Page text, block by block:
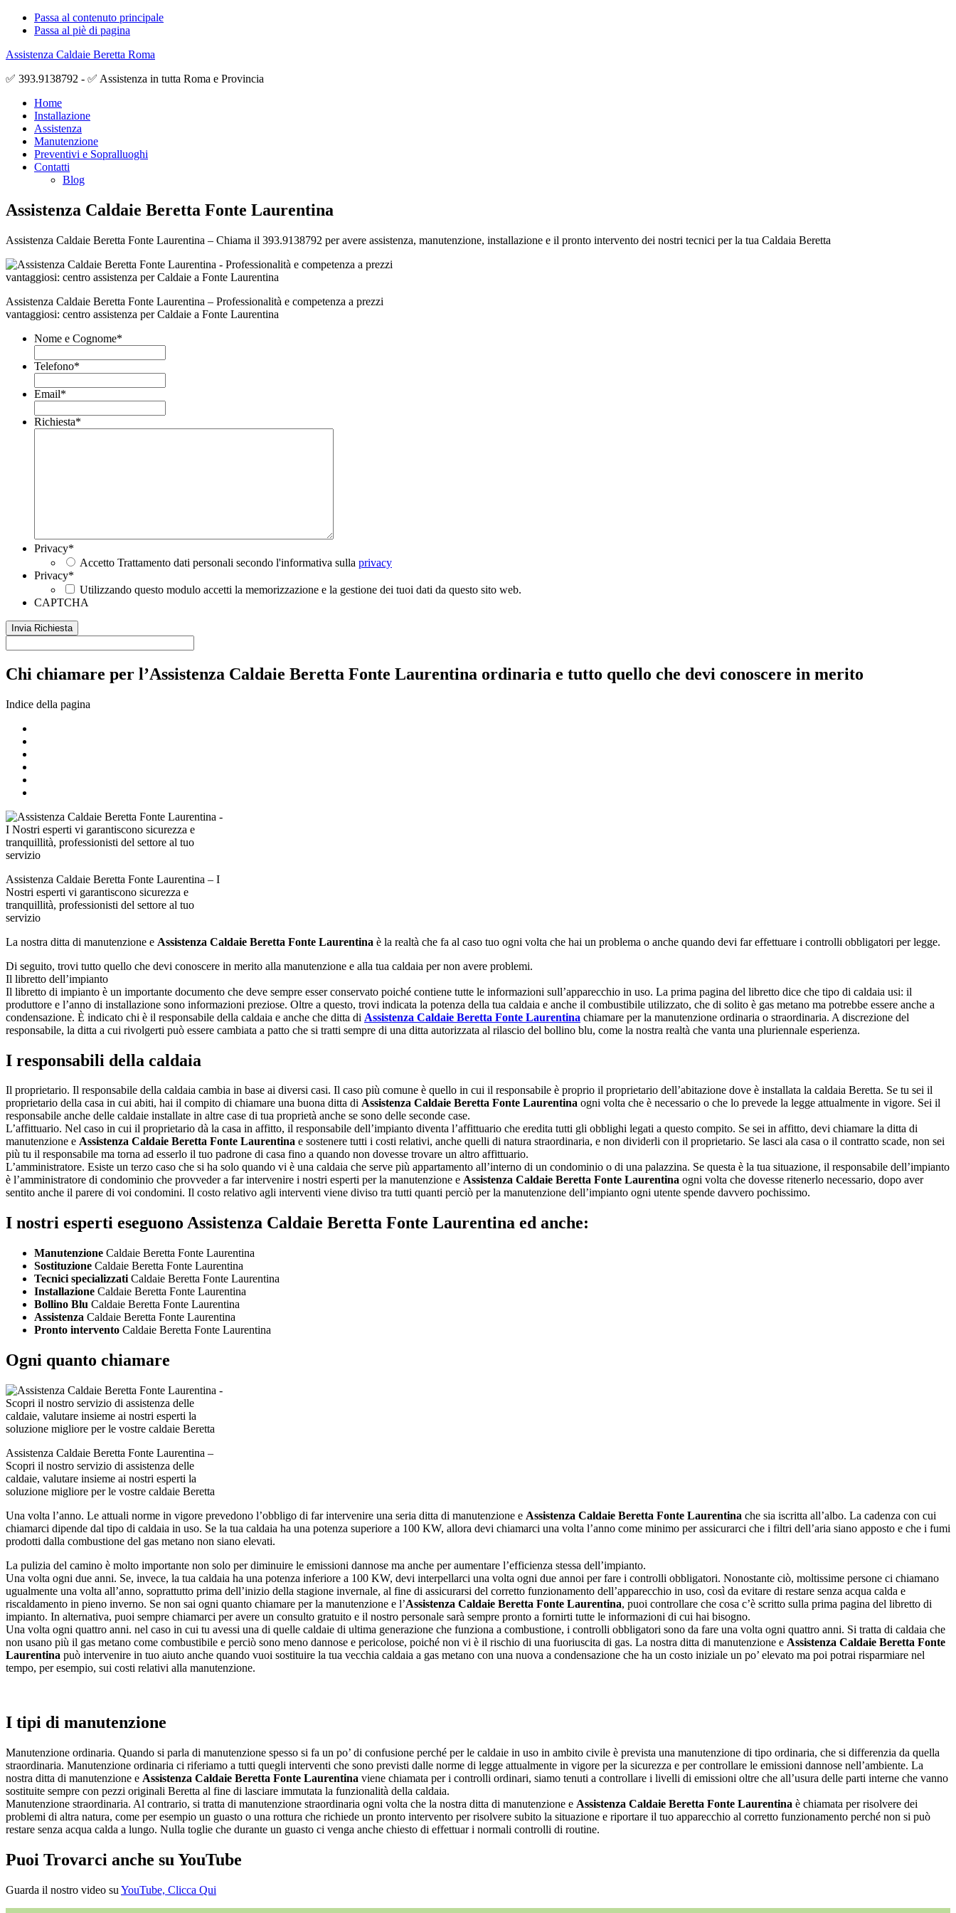
Passa al contenuto principale
Passa al piè di pagina
Assistenza Caldaie Beretta Roma
✅ 393.9138792 - ✅ Assistenza in tutta Roma e Provincia
Home
Installazione
Assistenza
Manutenzione
Preventivi e Sopralluoghi
Contatti
Blog
Assistenza Caldaie Beretta Fonte Laurentina
Assistenza Caldaie Beretta Fonte Laurentina – Chiama il 393.9138792 per avere assistenza, manutenzione, installazione e il pronto intervento dei nostri tecnici per la tua Caldaia Beretta
Assistenza Caldaie Beretta Fonte Laurentina – Professionalità e competenza a prezzi
vantaggiosi: centro assistenza per Caldaie a Fonte Laurentina
Nome e Cognome*
Telefono*
Email*
Richiesta*
Privacy*
Accetto Trattamento dati personali secondo l'informativa sulla privacy
Privacy*
Utilizzando questo modulo accetti la memorizzazione e la gestione dei tuoi dati da questo sito web.
CAPTCHA
Chi chiamare per l’Assistenza Caldaie Beretta Fonte Laurentina ordinaria e tutto quello che devi conoscere in merito
Indice della pagina
Assistenza Caldaie Beretta Fonte Laurentina – I
Nostri esperti vi garantiscono sicurezza e
tranquillità, professionisti del settore al tuo
servizio
La nostra ditta di manutenzione e Assistenza Caldaie Beretta Fonte Laurentina è la realtà che fa al caso tuo ogni volta che hai un problema o anche quando devi far effettuare i controlli obbligatori per legge.
Di seguito, trovi tutto quello che devi conoscere in merito alla manutenzione e alla tua caldaia per non avere problemi.
Il libretto dell’impianto
Il libretto di impianto è un importante documento che deve sempre esser conservato poiché contiene tutte le informazioni sull’apparecchio in uso. La prima pagina del libretto dice che tipo di caldaia usi: il
produttore e l’anno di installazione sono informazioni preziose. Oltre a questo, trovi indicata la potenza della tua caldaia e anche il combustibile utilizzato, che di solito è gas metano ma potrebbe essere anche a
condensazione. È indicato chi è il responsabile della caldaia e anche che ditta di Assistenza Caldaie Beretta Fonte Laurentina chiamare per la manutenzione ordinaria o straordinaria. A discrezione del
responsabile, la ditta a cui rivolgerti può essere cambiata a patto che si tratti sempre di una ditta autorizzata al rilascio del bollino blu, come la nostra realtà che vanta una pluriennale esperienza.
I responsabili della caldaia
Il proprietario. Il responsabile della caldaia cambia in base ai diversi casi. Il caso più comune è quello in cui il responsabile è proprio il proprietario dell’abitazione dove è installata la caldaia Beretta. Se tu sei il
proprietario della casa in cui abiti, hai il compito di chiamare una buona ditta di Assistenza Caldaie Beretta Fonte Laurentina ogni volta che è necessario o che lo prevede la legge attualmente in vigore. Sei il
responsabile anche delle caldaie installate in altre case di tua proprietà anche se sono delle seconde case.
L’affittuario. Nel caso in cui il proprietario dà la casa in affitto, il responsabile dell’impianto diventa l’affittuario che eredita tutti gli obblighi legati a questo compito. Se sei in affitto, devi chiamare la ditta di
manutenzione e Assistenza Caldaie Beretta Fonte Laurentina e sostenere tutti i costi relativi, anche quelli di natura straordinaria, e non dividerli con il proprietario. Se lasci ala casa o il contratto scade, non sei
più tu il responsabile ma torna ad esserlo il tuo padrone di casa fino a quando non dovesse trovare un altro affittuario.
L’amministratore. Esiste un terzo caso che si ha solo quando vi è una caldaia che serve più appartamento all’interno di un condominio o di una palazzina. Se questa è la tua situazione, il responsabile dell’impianto
è l’amministratore di condominio che provveder a far intervenire i nostri esperti per la manutenzione e Assistenza Caldaie Beretta Fonte Laurentina ogni volta che dovesse ritenerlo necessario, dopo aver
sentito anche il parere di voi condomini. Il costo relativo agli interventi viene diviso tra tutti quanti perciò per la manutenzione dell’impianto ogni utente spende davvero pochissimo.
I nostri esperti eseguono Assistenza Caldaie Beretta Fonte Laurentina ed anche:
Manutenzione Caldaie Beretta Fonte Laurentina
Sostituzione Caldaie Beretta Fonte Laurentina
Tecnici specializzati Caldaie Beretta Fonte Laurentina
Installazione Caldaie Beretta Fonte Laurentina
Bollino Blu Caldaie Beretta Fonte Laurentina
Assistenza Caldaie Beretta Fonte Laurentina
Pronto intervento Caldaie Beretta Fonte Laurentina
Ogni quanto chiamare
Assistenza Caldaie Beretta Fonte Laurentina –
Scopri il nostro servizio di assistenza delle
caldaie, valutare insieme ai nostri esperti la
soluzione migliore per le vostre caldaie Beretta
Una volta l’anno. Le attuali norme in vigore prevedono l’obbligo di far intervenire una seria ditta di manutenzione e Assistenza Caldaie Beretta Fonte Laurentina che sia iscritta all’albo. La cadenza con cui
chiamarci dipende dal tipo di caldaia in uso. Se la tua caldaia ha una potenza superiore a 100 KW, allora devi chiamarci una volta l’anno come minimo per assicurarci che i filtri dell’aria siano apposto e che i fumi
prodotti dalla combustione del gas metano non siano elevati.
La pulizia del camino è molto importante non solo per diminuire le emissioni dannose ma anche per aumentare l’efficienza stessa dell’impianto.
Una volta ogni due anni. Se, invece, la tua caldaia ha una potenza inferiore a 100 KW, devi interpellarci una volta ogni due annoi per fare i controlli obbligatori. Nonostante ciò, moltissime persone ci chiamano
ugualmente una volta all’anno, soprattutto prima dell’inizio della stagione invernale, al fine di assicurarsi del corretto funzionamento dell’apparecchio in uso, così da evitare di restare senza acqua calda e
riscaldamento in pieno inverno. Se non sai ogni quanto chiamare per la manutenzione e l’Assistenza Caldaie Beretta Fonte Laurentina, puoi controllare che cosa c’è scritto sulla prima pagina del libretto di
impianto. In alternativa, puoi sempre chiamarci per avere un consulto gratuito e il nostro personale sarà sempre pronto a fornirti tutte le informazioni di cui hai bisogno.
Una volta ogni quattro anni. nel caso in cui tu avessi una di quelle caldaie di ultima generazione che funziona a combustione, i controlli obbligatori sono da fare una volta ogni quattro anni. Si tratta di caldaia che
non usano più il gas metano come combustibile e perciò sono meno dannose e pericolose, poiché non vi è il rischio di una fuoriuscita di gas. La nostra ditta di manutenzione e Assistenza Caldaie Beretta Fonte
Laurentina può intervenire in tuo aiuto anche quando vuoi sostituire la tua vecchia caldaia a gas metano con una nuova a condensazione che ha un costo iniziale un po’ elevato ma poi potrai risparmiare nel
tempo, per esempio, sui costi relativi alla manutenzione.
I tipi di manutenzione
Manutenzione ordinaria. Quando si parla di manutenzione spesso si fa un po’ di confusione perché per le caldaie in uso in ambito civile è prevista una manutenzione di tipo ordinaria, che si differenzia da quella
straordinaria. Manutenzione ordinaria ci riferiamo a tutti quegli interventi che sono previsti dalle norme di legge attualmente in vigore per la sicurezza e per controllare le emissioni dannose nell’ambiente. La
nostra ditta di manutenzione e Assistenza Caldaie Beretta Fonte Laurentina viene chiamata per i controlli ordinari, siamo tenuti a controllare i livelli di emissioni oltre che all’usura delle parti interne che vanno
sostituite sempre con pezzi originali Beretta al fine di lasciare immutata la funzionalità della caldaia.
Manutenzione straordinaria. Al contrario, si tratta di manutenzione straordinaria ogni volta che la nostra ditta di manutenzione e Assistenza Caldaie Beretta Fonte Laurentina è chiamata per risolvere dei
problemi di altra natura, come per esempio un guasto o una rottura che richiede un pronto intervento per risolvere subito la situazione e riportare il tuo apparecchio al corretto funzionamento perché non si può
restare senza acqua calda a lungo. Nulla toglie che durante un guasto ci venga anche chiesto di effettuar i normali controlli di routine.
Puoi Trovarci anche su YouTube
Guarda il nostro video su YouTube, Clicca Qui